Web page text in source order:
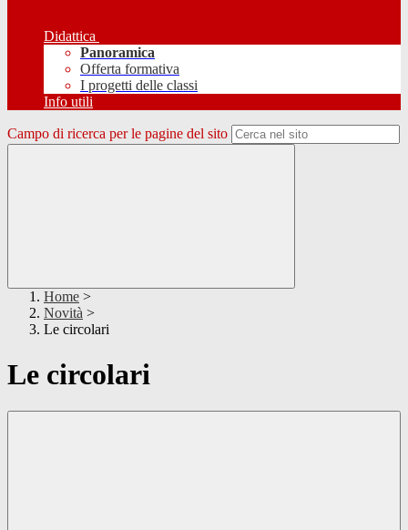
Didattica
Panoramica
Offerta formativa
I progetti delle classi
Info utili
Campo di ricerca per le pagine del sito
Home >
Novità >
Le circolari
Le circolari